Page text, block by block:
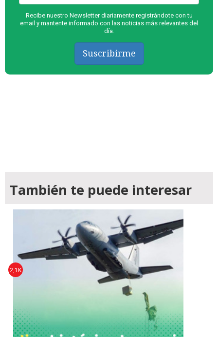
Recibe nuestro Newsletter diariamente registrándote con tu
email y mantente informado con las noticias más relevantes del
día.
Suscribirme
También te puede interesar
2,1K